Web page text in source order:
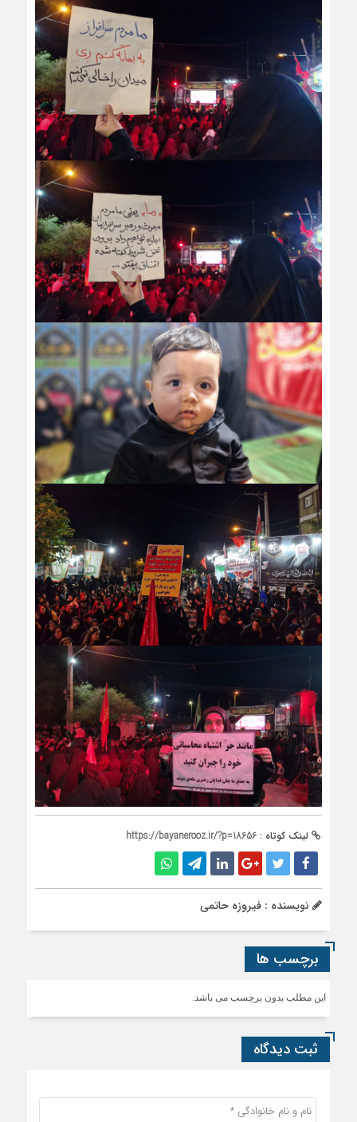
لینک کوتاه : https://bayanerooz.ir/?p=18656
نویسنده : فیروزه حاتمی
برچسب ها
این مطلب بدون برچسب می باشد.
ثبت دیدگاه